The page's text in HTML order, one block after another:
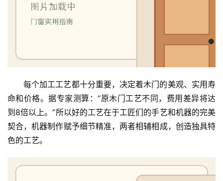
每个加工工艺都十分重要，决定着木门的美观、实用寿
命和价格。据专家测算：“原木门工艺不同，费用差异将达
到8倍以上。”所以好的工艺在于工匠们的手艺和机器的完美
契合，机器制作赋予细节精准，两者相辅相成，创造独具特
色的工艺。